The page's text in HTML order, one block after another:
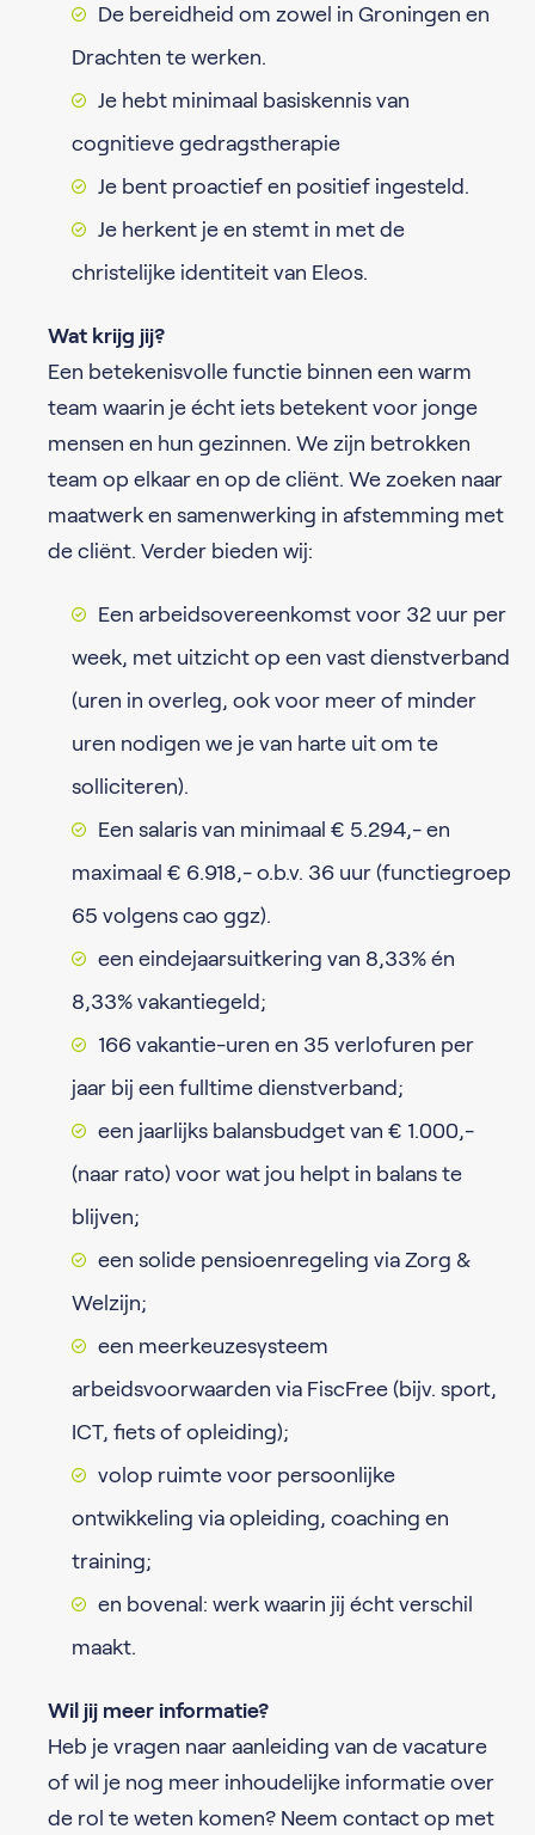
De bereidheid om zowel in Groningen en
Drachten te werken.
Je hebt minimaal basiskennis van
cognitieve gedragstherapie
Je bent proactief en positief ingesteld.
Je herkent je en stemt in met de
christelijke identiteit van Eleos.
Wat krijg jij?
Een betekenisvolle functie binnen een warm
team waarin je écht iets betekent voor jonge
mensen en hun gezinnen. We zijn betrokken
team op elkaar en op de cliënt. We zoeken naar
maatwerk en samenwerking in afstemming met
de cliënt. Verder bieden wij:
Een arbeidsovereenkomst voor 32 uur per
week, met uitzicht op een vast dienstverband
(uren in overleg, ook voor meer of minder
uren nodigen we je van harte uit om te
solliciteren).
Een salaris van minimaal € 5.294,- en
maximaal € 6.918,- o.b.v. 36 uur (functiegroep
65 volgens cao ggz).
een eindejaarsuitkering van 8,33% én
8,33% vakantiegeld;
166 vakantie-uren en 35 verlofuren per
jaar bij een fulltime dienstverband;
een jaarlijks balansbudget van € 1.000,-
(naar rato) voor wat jou helpt in balans te
blijven;
een solide pensioenregeling via Zorg &
Welzijn;
een meerkeuzesysteem
arbeidsvoorwaarden via FiscFree (bijv. sport,
ICT, fiets of opleiding);
volop ruimte voor persoonlijke
ontwikkeling via opleiding, coaching en
training;
en bovenal: werk waarin jij écht verschil
maakt.
Wil jij meer informatie?
Heb je vragen naar aanleiding van de vacature
of wil je nog meer inhoudelijke informatie over
de rol te weten komen? Neem contact op met